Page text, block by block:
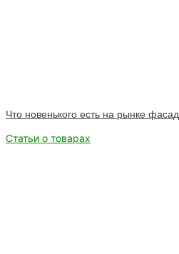
Что новенького есть на рынке
Статьи о товарах